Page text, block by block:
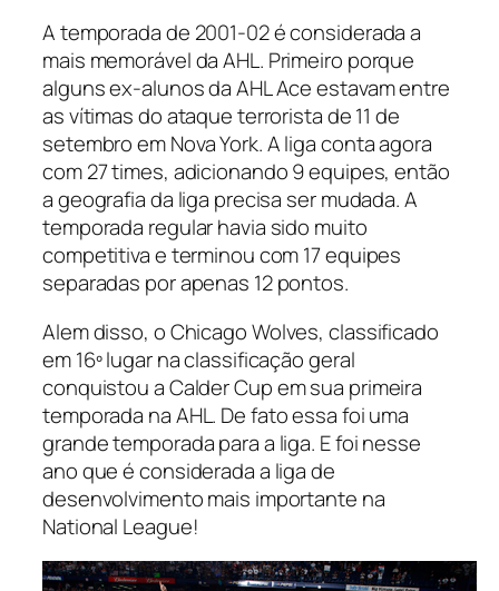
A temporada de 2001-02 é considerada a
mais memorável da AHL. Primeiro porque
alguns ex-alunos da AHL Ace estavam entre
as vítimas do ataque terrorista de 11 de
setembro em Nova York. A liga conta agora
com 27 times, adicionando 9 equipes, então
a geografia da liga precisa ser mudada. A
temporada regular havia sido muito
competitiva e terminou com 17 equipes
separadas por apenas 12 pontos.
Alem disso, oChicago Wolves, classificado
em 16º lugar na classificação geral
conquistou aCalder Cupem sua primeira
temporada na AHL. De fato essa foi uma
grande temporada para a liga. E foi nesse
ano que é considerada a liga de
desenvolvimento mais importante na
National League!